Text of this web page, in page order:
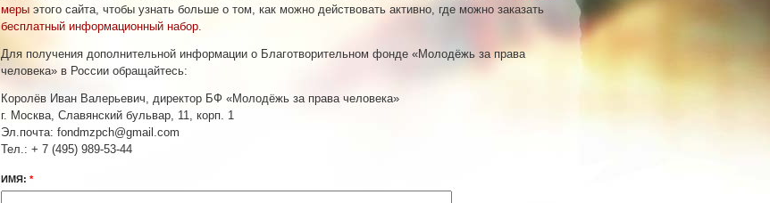
меры этого сайта, чтобы узнать больше о том, как можно действовать активно, где можно заказать
бесплатный информационный набор.
Для получения дополнительной информации о Благотворительном фонде «Молодёжь за права
человека» в России обращайтесь:
Королёв Иван Валерьевич, директор БФ «Молодёжь за права человека»
г. Москва, Славянский бульвар, 11, корп. 1
Эл.почта: fondmzpch@gmail.com
Тел.: + 7 (495) 989-53-44
ИМЯ: *